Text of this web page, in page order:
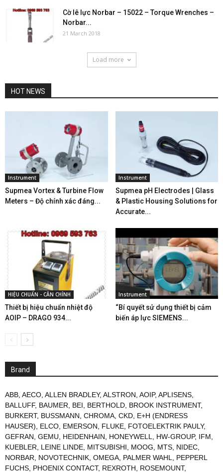
Cờ lê lực Norbar – 15022 – Torque Wrenches –
Norbar...
21 March 2018
Load more
HOT NEWS
Instrument
Supmea Vortex & Turbine Flow
Meters – Độ chính xác đáng...
Instrument
Supmea pH Electrodes | Glass
& Plastic Housing Solutions for
Accurate...
HIỆU CHUẨN - CÂN CHỈNH
Thiết bị hiệu chuẩn nhiệt độ
AOIP – DRAGO 934...
Instrument
“Bí quyết sử dụng thiết bị cảm
biến áp lực SIEMENS...
Brand
ABB AECO ALLEN BRADLEY, ALSTRON AOIP, APLISENS
BALLUFF, BAUMER BEI BERTHOLD BROOK INSTRUMENT,
BURKERT, BUSSMANN CHROMA CKD E+H (ENDRESS
HAUSER)
ELCO EMERSON FLUKE FOTOELEKTRIK PAULY,
GEFRAN GEMU HEIDENHAIN HONEYWELL HW-GROUP, IFM
KUEBLER
LEINE LINDE MITSUBISHI MOOG MTS NIDEC
NORBAR
NOVOTECHNIK OMEGA PALMER WAHL
PEPPERL
FUCHS PHOENIX CONTACT, REXROTH ROSEMOUNT,